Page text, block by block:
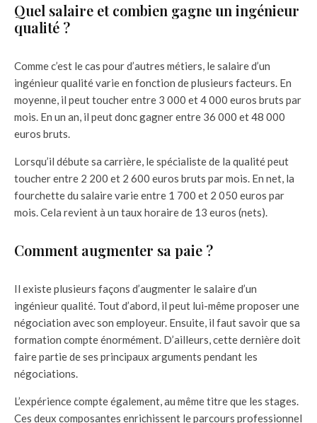
Quel salaire et combien gagne un ingénieur
qualité ?
Comme c’est le cas pour d’autres métiers, le salaire d’un
ingénieur qualité varie en fonction de plusieurs facteurs. En
moyenne, il peut toucher entre 3 000 et 4 000 euros bruts par
mois. En un an, il peut donc gagner entre 36 000 et 48 000
euros bruts.
Lorsqu’il débute sa carrière, le spécialiste de la qualité peut
toucher entre 2 200 et 2 600 euros bruts par mois. En net, la
fourchette du salaire varie entre 1 700 et 2 050 euros par
mois. Cela revient à un taux horaire de 13 euros (nets).
Comment augmenter sa paie ?
Il existe plusieurs façons d’augmenter le salaire d’un
ingénieur qualité. Tout d’abord, il peut lui-même proposer une
négociation avec son employeur. Ensuite, il faut savoir que sa
formation compte énormément. D’ailleurs, cette dernière doit
faire partie de ses principaux arguments pendant les
négociations.
L’expérience compte également, au même titre que les stages.
Ces deux composantes enrichissent le parcours professionnel